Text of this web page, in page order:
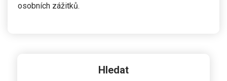
osobních zážitků.
Hledat